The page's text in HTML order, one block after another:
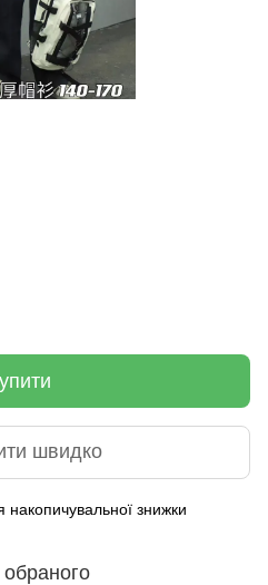
швидко
накопичувальної знижки